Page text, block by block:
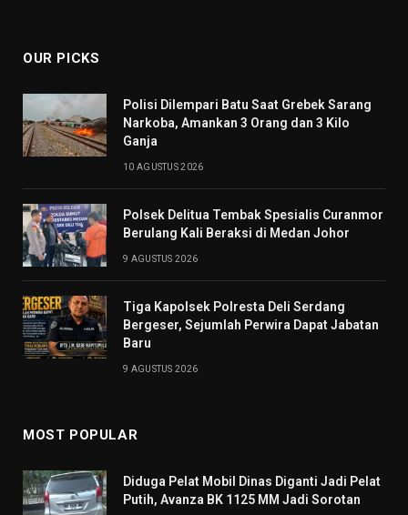
OUR PICKS
Polisi Dilempari Batu Saat Grebek Sarang
Narkoba, Amankan 3 Orang dan 3 Kilo
Ganja
10 AGUSTUS 2026
Polsek Delitua Tembak Spesialis Curanmor
Berulang Kali Beraksi di Medan Johor
9 AGUSTUS 2026
Tiga Kapolsek Polresta Deli Serdang
Bergeser, Sejumlah Perwira Dapat Jabatan
Baru
9 AGUSTUS 2026
MOST POPULAR
Diduga Pelat Mobil Dinas Diganti Jadi Pelat
Putih, Avanza BK 1125 MM Jadi Sorotan